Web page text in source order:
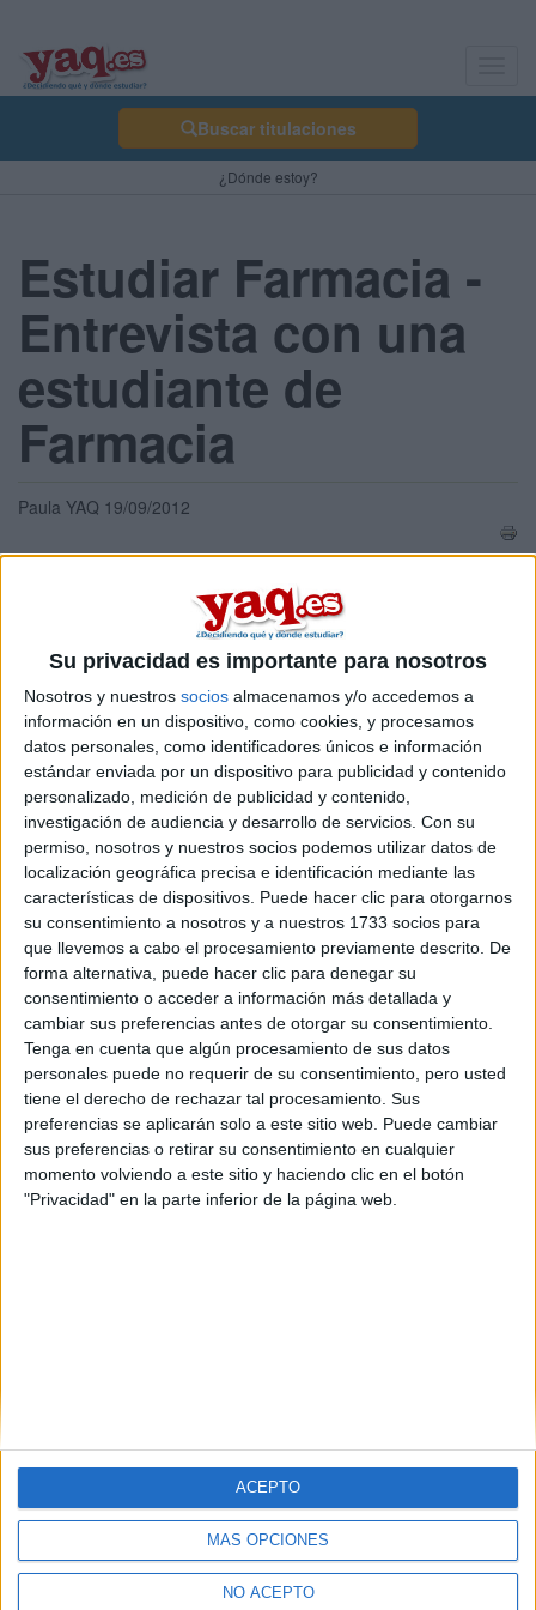
Su privacidad es importante para nosotros
Nosotros y nuestros socios almacenamos y/o accedemos a
información en un dispositivo, como cookies, y procesamos
datos personales, como identificadores únicos e información
estándar enviada por un dispositivo para publicidad y contenido
personalizado, medición de publicidad y contenido,
investigación de audiencia y desarrollo de servicios. Con su
permiso, nosotros y nuestros socios podemos utilizar datos de
localización geográfica precisa e identificación mediante las
características de dispositivos. Puede hacer clic para otorgarnos
su consentimiento a nosotros y a nuestros 1733 socios para
que llevemos a cabo el procesamiento previamente descrito. De
forma alternativa, puede hacer clic para denegar su
consentimiento o acceder a información más detallada y
cambiar sus preferencias antes de otorgar su consentimiento.
Tenga en cuenta que algún procesamiento de sus datos
personales puede no requerir de su consentimiento, pero usted
tiene el derecho de rechazar tal procesamiento. Sus
preferencias se aplicarán solo a este sitio web. Puede cambiar
sus preferencias o retirar su consentimiento en cualquier
momento volviendo a este sitio y haciendo clic en el botón
"Privacidad" en la parte inferior de la página web.
MÁS OPCIONES
NO ACEPTO
ACEPTO
Buscar titulaciones
¿Dónde estoy?
Estudiar Farmacia -
Entrevista con una
estudiante de
Farmacia
Paula YAQ 19/09/2012
Puntos:15
Una estudiante de Farmacia nos cuenta sus pensamientos y su
experiencia acerca de esta carrera. Visita yaq.es y encuentra
información sobre todas las universidades que imparten este
grado.
Ver programación por canales
Carreras
Quiénes somos|Contactar|Anúnciate
Politica de privacidad|Condiciones generales